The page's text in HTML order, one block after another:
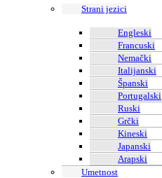
Strani jezici
Engleski
Francuski
Nemački
Italijanski
Španski
Portugalski
Ruski
Grčki
Kineski
Japanski
Arapski
Umetnost